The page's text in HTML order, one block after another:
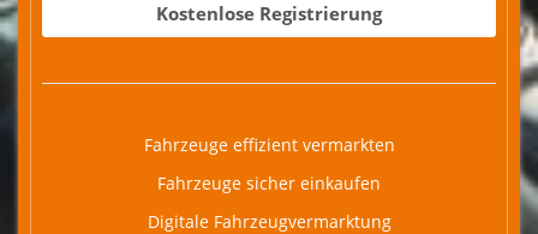
Kostenlose Registrierung
Fahrzeuge effizient vermarkten
Fahrzeuge sicher einkaufen
Digitale Fahrzeugvermarktung